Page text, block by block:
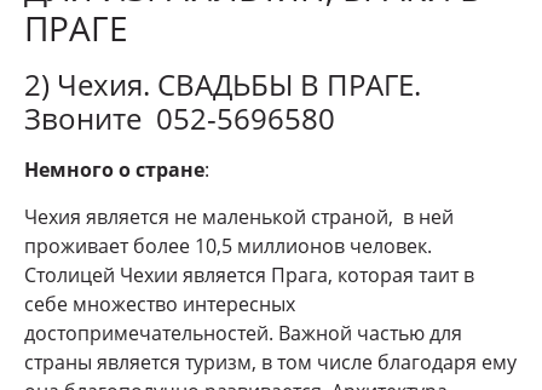
ПРАГЕ
2) Чехия. СВАДЬБЫ В ПРАГЕ.
Звоните 052-5696580
Немного о стране:
Чехия является не маленькой страной, в ней
проживает более 10,5 миллионов человек.
Столицей Чехии является Прага, которая таит в
себе множество интересных
достопримечательностей. Важной частью для
страны является туризм, в том числе благодаря ему